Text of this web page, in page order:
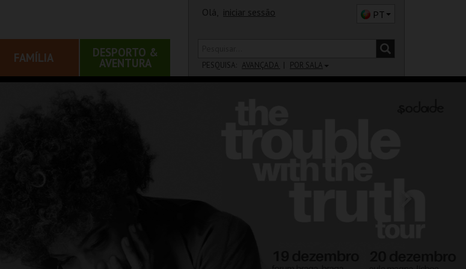
FAMÍLIA DESPORTO &
AVENTURA
Olá, iniciar sessão PT
PESQUISA: AVANÇADA POR SALA